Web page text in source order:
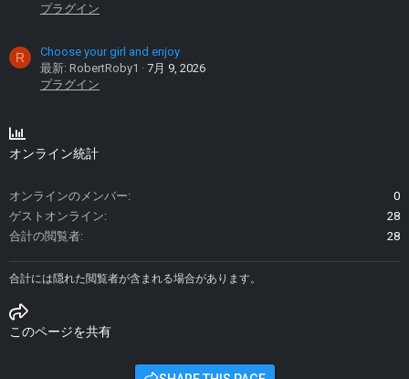
プラグイン
R
Choose your girl and enjoy
最新: RobertRoby1
7月 9, 2026
プラグイン
オンライン統計
オンラインのメンバー
0
ゲストオンライン
28
合計の閲覧者
28
合計には隠れた閲覧者が含まれる場合があります。
このページを共有